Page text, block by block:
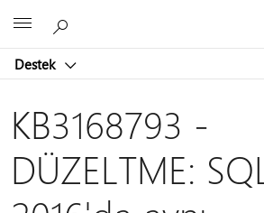
Destek
KB3168793 -
DÜZELTME: